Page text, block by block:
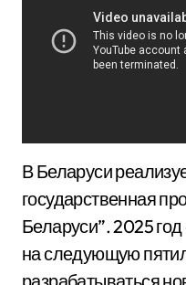
В Беларуси
государственная
Беларуси”. 2025
на следующую